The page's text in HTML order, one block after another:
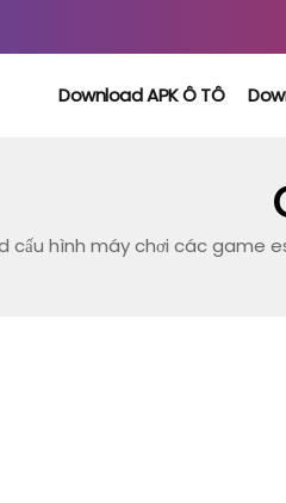
Download APK Ô TÔ
cấu hình máy chơi các game